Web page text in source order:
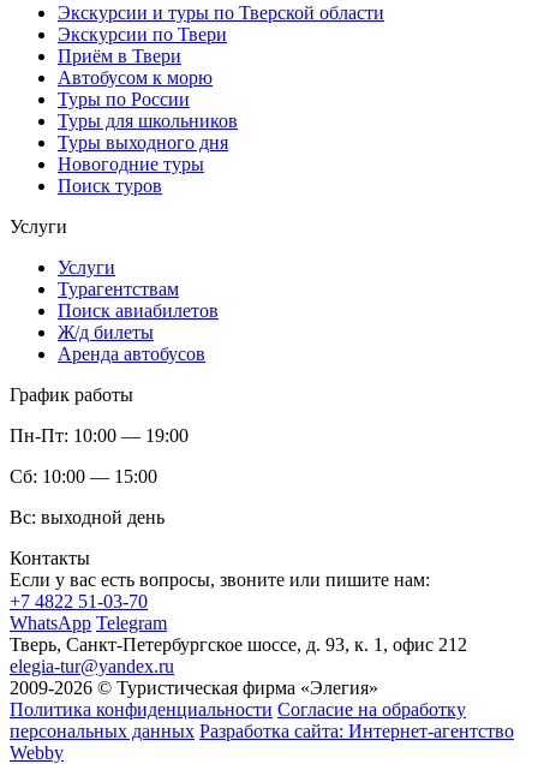
Экскурсии и туры по Тверской области
Экскурсии по Твери
Приём в Твери
Автобусом к морю
Туры по России
Туры для школьников
Туры выходного дня
Новогодние туры
Поиск туров
Услуги
Услуги
Турагентствам
Поиск авиабилетов
Ж/д билеты
Аренда автобусов
График работы
Пн-Пт: 10:00 — 19:00
Сб: 10:00 — 15:00
Вс: выходной день
Контакты
Если у вас есть вопросы, звоните или пишите нам:
+7 4822 51-03-70
WhatsApp Telegram
Тверь, Санкт-Петербургское шоссе, д. 93, к. 1, офис 212
elegia-tur@yandex.ru
2009-2026 © Туристическая фирма «Элегия»
Политика конфиденциальности Согласие на обработку
персональных данных Разработка сайта: Интернет-агентство
Webby